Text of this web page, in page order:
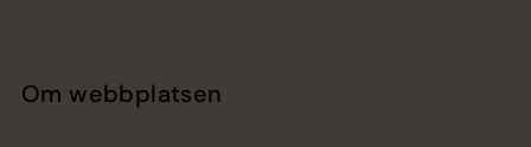
Om webbplatsen